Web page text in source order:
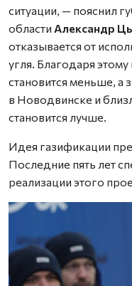
ситуации, — пояснил
области Александр
отказывается от
угля. Благодаря
становится меньше, а
в Новодвинске и
становится лучше.
Идея газификации
Последние пять лет
реализации этого